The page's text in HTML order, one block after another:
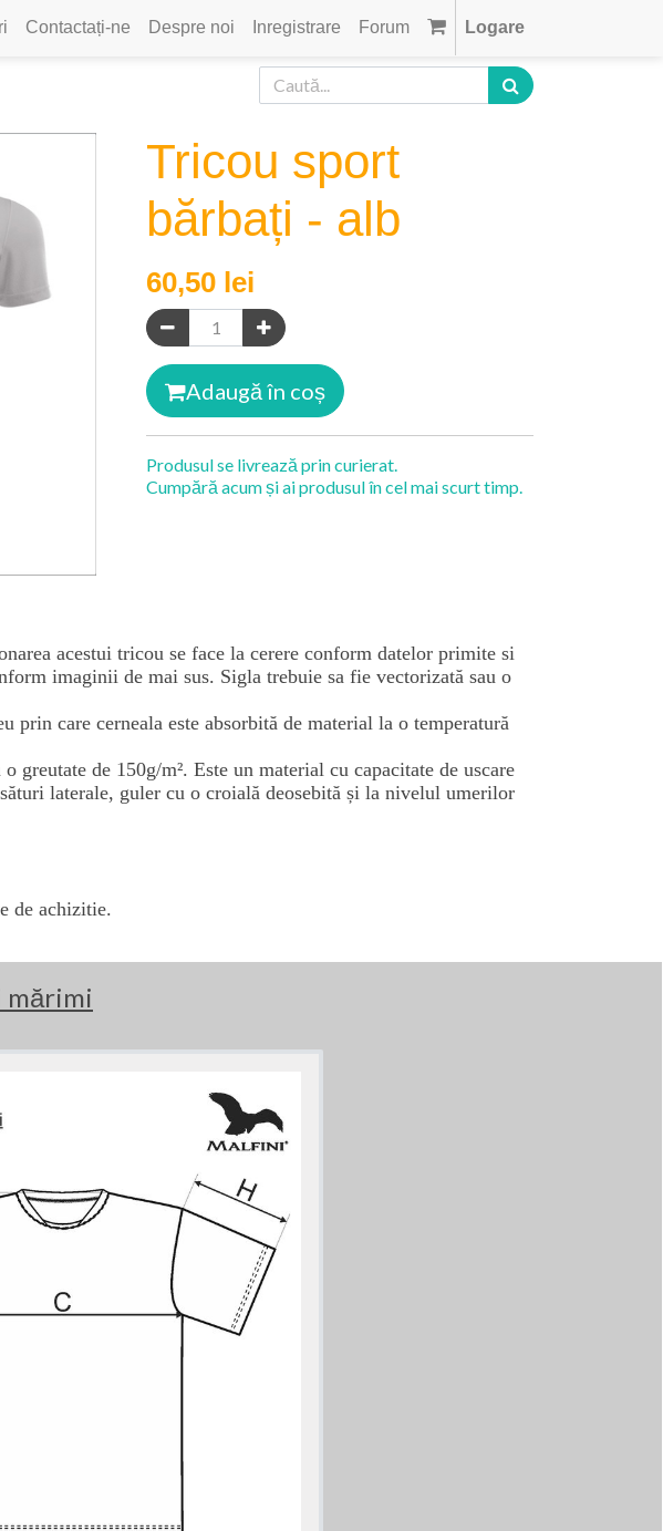
Contactați-ne Despre noi Inregistrare Forum Logare
Tricou sport
bărbați - alb
60,50 lei
Adaugă în coș
Produsul se livrează prin curierat.
Cumpără acum și ai produsul în cel mai scurt timp.
acestui tricou se face la cerere conform datelor primite si
imaginii de mai sus. Sigla trebuie sa fie vectorizată sau o
prin care cerneala este absorbită de material la o temperatură
de 150g/m². Este un material cu capacitate de uscare
laterale, guler cu o croială deosebită și la nivelul umerilor
de achizitie.
mărimi